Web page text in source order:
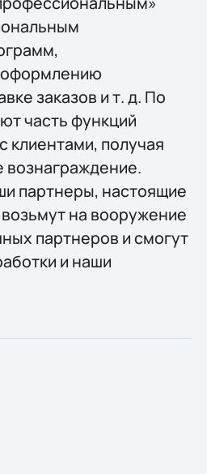
заказов и т. д. По
часть функций
клиентами, получая
вознаграждение.
партнеры, настоящие
на вооружение
партнеров и смогут
и наши